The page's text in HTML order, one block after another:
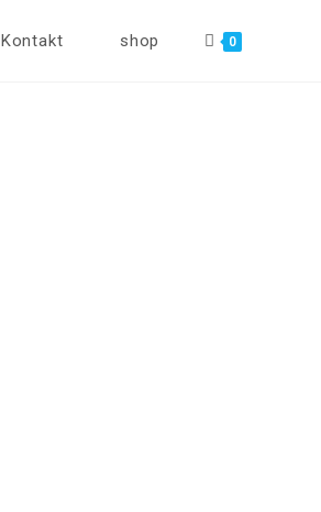
Kontakt shop 0